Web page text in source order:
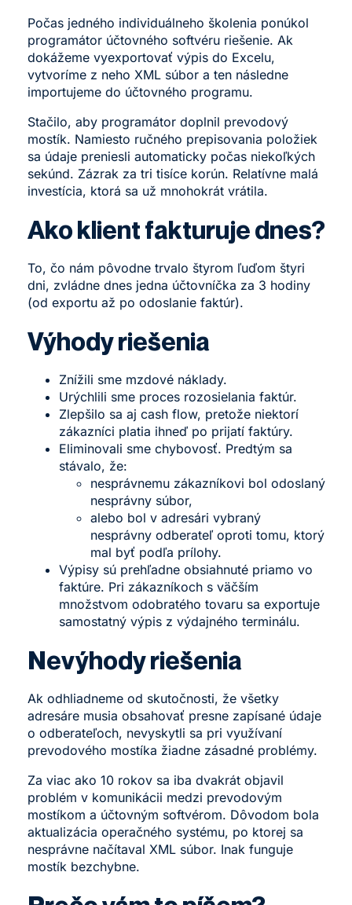
Počas jedného individuálneho školenia ponúkol
programátor účtovného softvéru riešenie. Ak
dokážeme vyexportovať výpis do Excelu,
vytvoríme z neho XML súbor a ten následne
importujeme do účtovného programu.
Stačilo, aby programátor doplnil prevodový
mostík. Namiesto ručného prepisovania položiek
sa údaje preniesli automaticky počas niekoľkých
sekúnd. Zázrak za tri tisíce korún. Relatívne malá
investícia, ktorá sa už mnohokrát vrátila.
Ako klient fakturuje dnes?
To, čo nám pôvodne trvalo štyrom ľuďom štyri
dni, zvládne dnes jedna účtovníčka za 3 hodiny
(od exportu až po odoslanie faktúr).
Výhody riešenia
Znížili sme mzdové náklady.
Urýchlili sme proces rozosielania faktúr.
Zlepšilo sa aj cash flow, pretože niektorí
zákazníci platia ihneď po prijatí faktúry.
Eliminovali sme chybovosť. Predtým sa
stávalo, že:
nesprávnemu zákazníkovi bol odoslaný
nesprávny súbor,
alebo bol v adresári vybraný
nesprávny odberateľ oproti tomu, ktorý
mal byť podľa prílohy.
Výpisy sú prehľadne obsiahnuté priamo vo
faktúre. Pri zákazníkoch s väčším
množstvom odobratého tovaru sa exportuje
samostatný výpis z výdajného terminálu.
Nevýhody riešenia
Ak odhliadneme od skutočnosti, že všetky
adresáre musia obsahovať presne zapísané údaje
o odberateľoch, nevyskytli sa pri využívaní
prevodového mostíka žiadne zásadné problémy.
Za viac ako 10 rokov sa iba dvakrát objavil
problém v komunikácii medzi prevodovým
mostíkom a účtovným softvérom. Dôvodom bola
aktualizácia operačného systému, po ktorej sa
nesprávne načítaval XML súbor. Inak funguje
mostík bezchybne.